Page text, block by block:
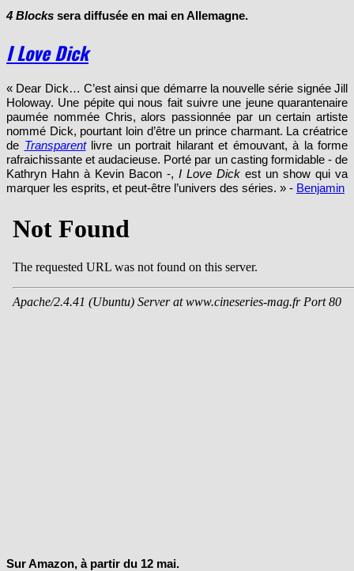
4 Blocks sera diffusée en mai en Allemagne.
I Love Dick
« Dear Dick… C’est ainsi que démarre la nouvelle série signée Jill
Holoway. Une pépite qui nous fait suivre une jeune quarantenaire
paumée nommée Chris, alors passionnée par un certain artiste
nommé Dick, pourtant loin d’être un prince charmant. La créatrice
de Transparentlivre un portrait hilarant et émouvant, à la forme
rafraichissante et audacieuse. Porté par un casting formidable - de
Kathryn Hahn à Kevin Bacon -, I Love Dick est un show qui va
marquer les esprits, et peut-être l’univers des séries. » - Benjamin
Sur Amazon, à partir du 12 mai.